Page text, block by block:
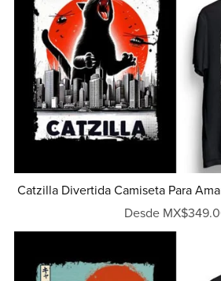
Catzilla Divertida Camiseta Para
Desde